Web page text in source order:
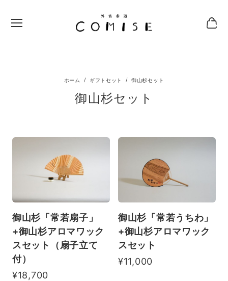
ギフトセット 御山杉セット
御山杉セット
御山杉「常若扇子」
+御山杉アロマワック
スセット（扇子立て
付）
¥18,700
御山杉「常若うちわ」
+御山杉アロマワック
スセット
¥11,000